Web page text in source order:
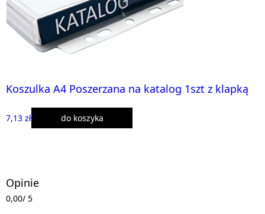
Koszulka A4 Poszerzana na katalog 1szt z klapką
7,13 zł do koszyka
Opinie
0,00/ 5